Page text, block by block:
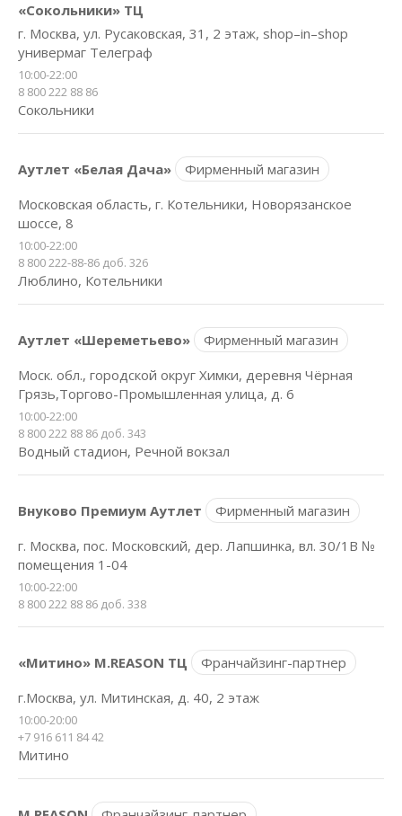
«Сокольники» ТЦ
г. Москва, ул. Русаковская, 31, 2 этаж, shop–in–shop
универмаг Телеграф
10:00-22:00
8 800 222 88 86
Сокольники
Аутлет «Белая Дача»
Фирменный магазин
Московская область, г. Котельники, Новорязанское
шоссе, 8
10:00-22:00
8 800 222-88-86 доб. 326
Люблино, Котельники
Аутлет «Шереметьево»
Фирменный магазин
Моск. обл., городской округ Химки, деревня Чёрная
Грязь,Торгово-Промышленная улица, д. 6
10:00-22:00
8 800 222 88 86 доб. 343
Водный стадион, Речной вокзал
Внуково Премиум Аутлет
Фирменный магазин
г. Москва, пос. Московский, дер. Лапшинка, вл. 30/1В №
помещения 1-04
10:00-22:00
8 800 222 88 86 доб. 338
«Митино» M.REASON ТЦ
Франчайзинг-партнер
г.Москва, ул. Митинская, д. 40, 2 этаж
10:00-20:00
+7 916 611 84 42
Митино